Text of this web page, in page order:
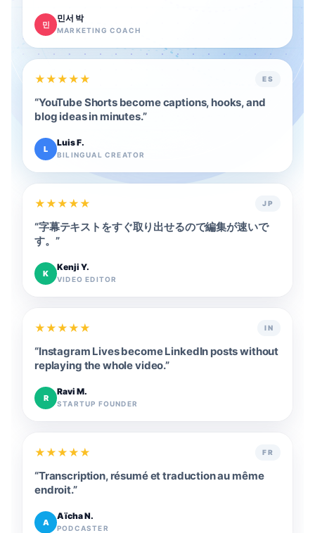
민
민서 박
MARKETING COACH
★★★★★ ES
“YouTube Shorts become captions, hooks, and
blog ideas in minutes.”
L
Luis F.
BILINGUAL CREATOR
★★★★★ JP
“字幕テキストをすぐ取り出せるので編集が速いで
す。 ”
K
Kenji Y.
VIDEO EDITOR
★★★★★ IN
“Instagram Lives become LinkedIn posts without
replaying the whole video.”
R
Ravi M.
STARTUP FOUNDER
★★★★★ FR
“Transcription, résumé et traduction au même
endroit.”
A
Aïcha N.
PODCASTER